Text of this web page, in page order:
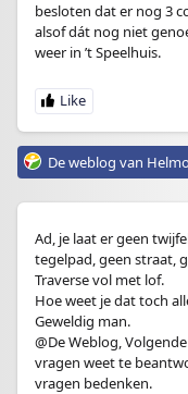
besloten dat er nog 3
alsof dát nog niet
weer in ’t Speelhuis.
De weblog van
Ad, je laat er geen
tegelpad, geen straat,
Traverse vol met lof.
Hoe weet je dat toch
Geweldig man.
@De Weblog,
vragen weet te
vragen bedenken.